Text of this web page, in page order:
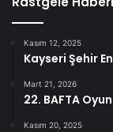
Kasım 12, 2025
Kayseri Şehir
Mart 21, 2026
22. BAFTA
Kasım 20, 2025